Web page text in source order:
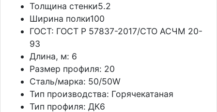
Толщина стенки5.2
Ширина полки100
ГОСТ: ГОСТ Р 57837-2017/СТО АСЧМ 20-
93
Длина, м: 6
Размер профиля: 20
Сталь/марка: 50/50W
Тип производства: Горячекатаная
Тип профиля: ДК6